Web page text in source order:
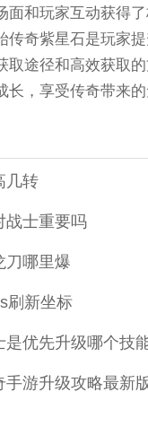
面和玩家互动获得
传奇紫星石是玩家
取途径和高效获取
长，享受传奇带来的
几转
战士重要吗
刀哪里爆
刷新坐标
是优先升级哪个技
手游升级攻略最新